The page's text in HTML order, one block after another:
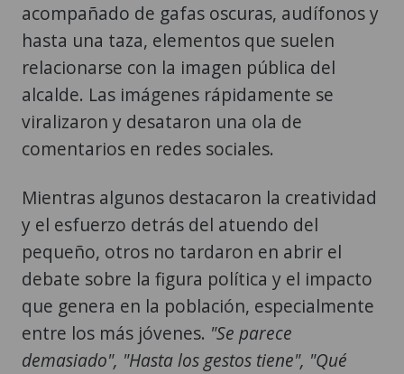
acompañado de gafas oscuras, audífonos y
hasta una taza, elementos que suelen
relacionarse con la imagen pública del
alcalde. Las imágenes rápidamente se
viralizaron y desataron una ola de
comentarios en redes sociales.
Mientras algunos destacaron la creatividad
y el esfuerzo detrás del atuendo del
pequeño, otros no tardaron en abrir el
debate sobre la figura política y el impacto
que genera en la población, especialmente
entre los más jóvenes. "Se parece
demasiado", "Hasta los gestos tiene", "Qué